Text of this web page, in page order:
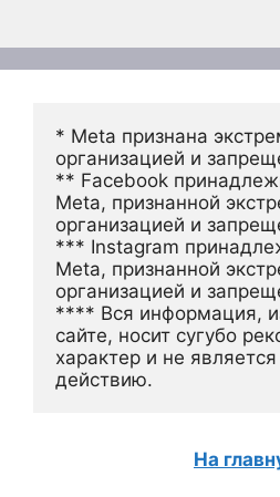
* Meta признана
организацией и
** Facebook
Meta, признанной
организацией и
*** Instagram
Meta, признанной
организацией и
**** Вся информация,
сайте, носит сугубо
характер и не
действию.
На